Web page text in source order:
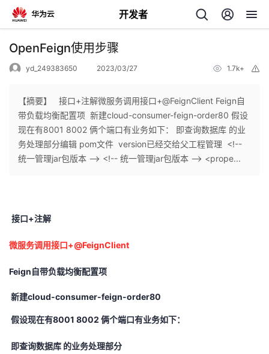
开发者
返
个
者
我
的
我
OpenFeign使用步骤
yd_249383650 2023/03/27 1.7k+
【摘要】 ​ 接口+注解微服务调用接口+@FeignClient Feign自
带负载均衡配置项 新建cloud-consumer-feign-order80 假设
现在有8001 8002 俩个端口有业务如下： 即查询数据库 的业
务处理部分​编辑 pom文件 version已经交给父工程管理 <!--
统一管理jar包版本 --> <!-- 统一管理jar包版本 --> <prope...
接口+注解
微服务调用接口+@FeignClient
Feign自带负载均衡配置项
新建cloud-consumer-feign-order80
假设现在有8001 8002 俩个端口有业务如下：
即查询数据库 的业务处理部分